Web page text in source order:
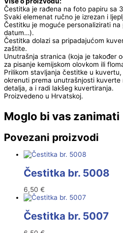
Čestitka je rađena na foto papiru sa
Svaki elemenat ručno je izrezan i
Čestitku je moguće personalizirati
datum…).
Čestitka dolazi sa pripadajućom
zaštite.
Unutrašnja stranica (koja je također
za pisanje kemijskom olovkom ili
Prilikom stavljanja čestitke u
okrenuti prema unutrašnjosti
detalja, a i radi lakšeg kuvertiranja.
Proizvedeno u Hrvatskoj.
Moglo bi vas zanimati
Povezani proizvodi
Čestitka br. 5008
6,50 €
Čestitka br. 5007